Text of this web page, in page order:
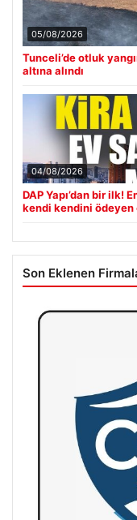
05/08/2026
Tunceli’de otluk
altına alındı
04/08/2026
DAP Yapı’dan bir ilk!
kendi kendini ödeyen
Son Eklenen